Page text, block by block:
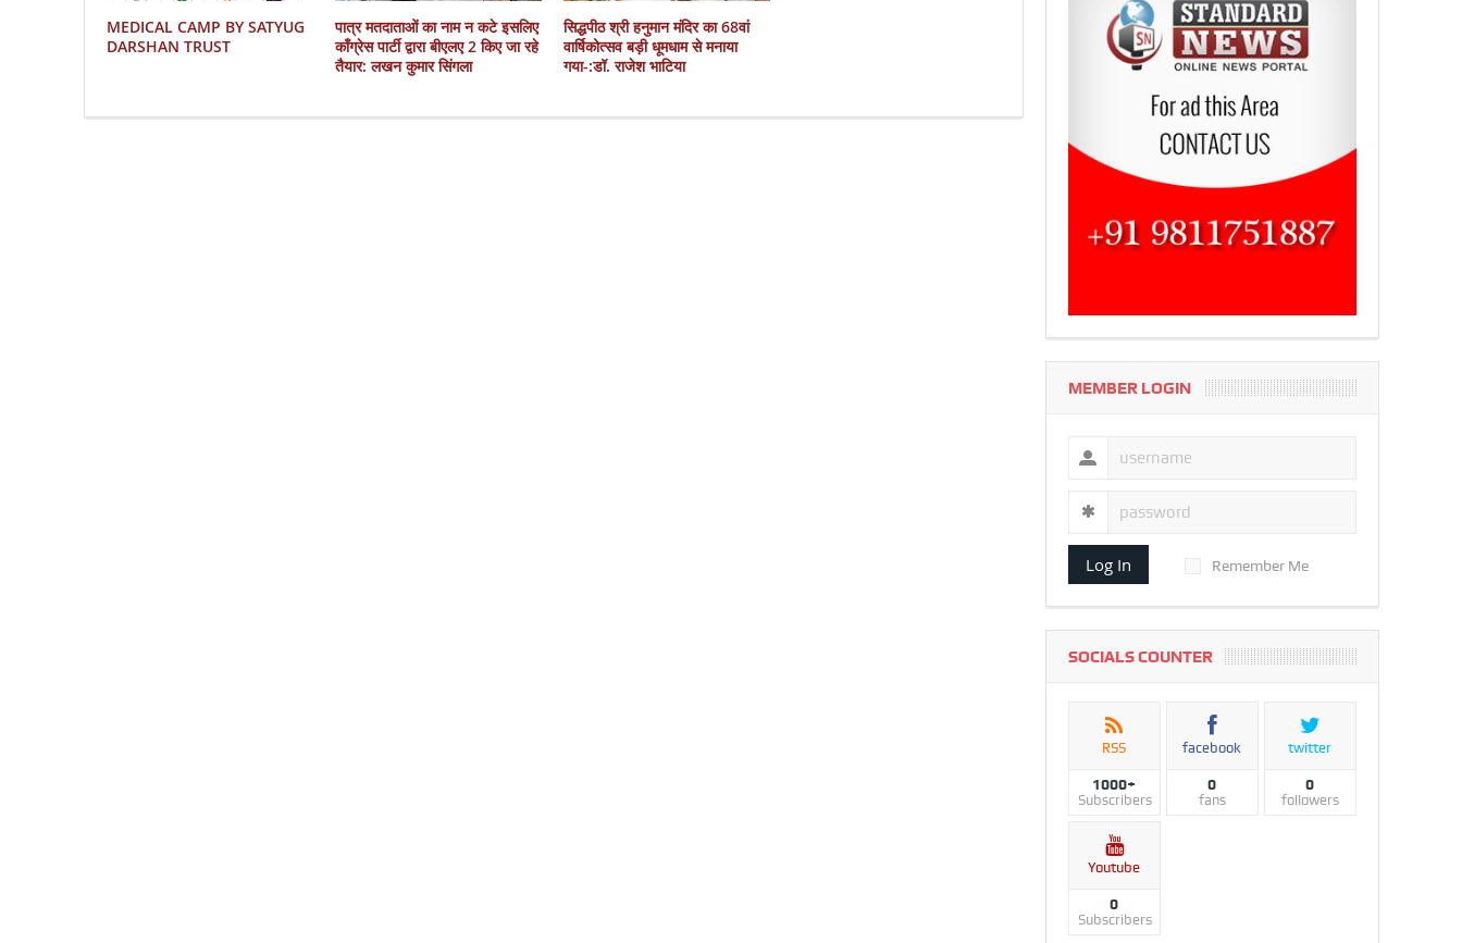
MEDICAL CAMP BY SATYUG
DARSHAN TRUST
पात्र मतदाताओं का नाम न कटे इसलिए
काँग्रेस पार्टी द्वारा बीएलए 2 किए जा रहे
तैयार: लखन कुमार सिंगला
सिद्धपीठ श्री हनुमान मंदिर का 68वां
वार्षिकोत्सव बड़ी धूमधाम से मनाया
गया-:डॉ. राजेश भाटिया
MEMBER LOGIN
Log In Remember Me
SOCIALS COUNTER
RSS
1000+
Subscribers
facebook
0
fans
twitter
0
followers
Youtube
0
Subscribers